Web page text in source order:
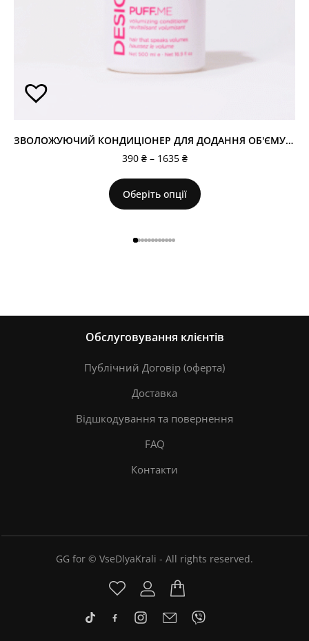
ЗВОЛОЖУЮЧИЙ КОНДИЦІОНЕР ДЛЯ ДОДАННЯ ОБ'ЄМУ PUFF.ME
390 ₴ – 1635 ₴
Оберіть опції
Обслуговування клієнтів
Публічний Договір (оферта)
Доставка
Відшкодування та повернення
FAQ
Контакти
GG for © VseDlyaKrali - All rights reserved.